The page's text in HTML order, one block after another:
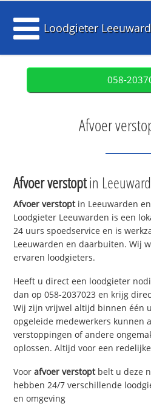
Loodgieter
058-
Afvoer
Afvoer verstoptin
Afvoer verstoptin Leeuwarden
Loodgieter Leeuwarden is een
24 uurs spoedservice en is
Leeuwarden en daarbuiten. Wij
ervaren loodgieters.
Heeft u direct een loodgieter
dan op 058-2037023 en krijg
Wij zijn vrijwel altijd binnen één
opgeleide medewerkers kunnen
verstoppingen of andere
oplossen. Altijd voor een
Voorafvoer verstoptbelt u deze
hebben 24/7 verschillende
en omgeving